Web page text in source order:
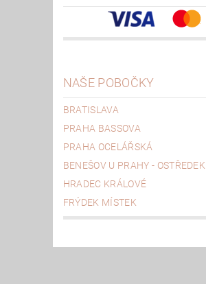
NAŠE POBOČKY
BRATISLAVA
PRAHA BASSOVA
PRAHA OCELÁŘSKÁ
BENEŠOV U PRAHY - OSTŘEDEK
HRADEC KRÁLOVÉ
FRÝDEK MÍSTEK